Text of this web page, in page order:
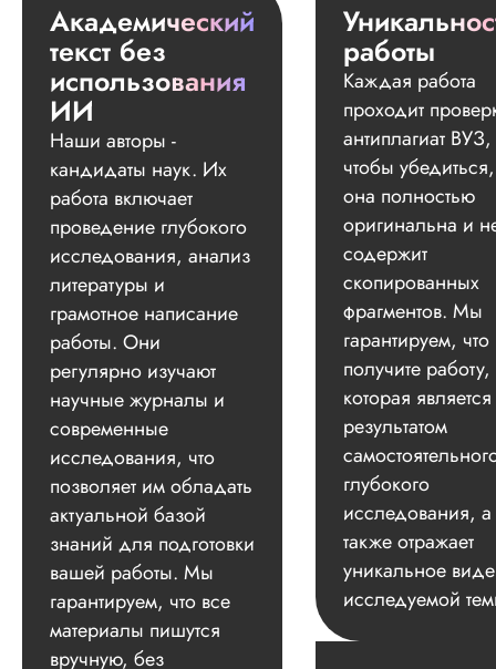
Академический
текст без
использования
ИИ
Наши авторы -
кандидаты наук. Их
работа включает
проведение глубокого
исследования, анализ
литературы и
грамотное написание
работы. Они
регулярно изучают
научные журналы и
современные
исследования, что
позволяет им обладать
актуальной базой
знаний для подготовки
вашей работы. Мы
гарантируем, что все
материалы пишутся
вручную, без
работы
Каждая работа
проходит
антиплагиат ВУЗ,
чтобы
она полностью
оригинальна и
содержит
скопированных
фрагментов. Мы
гарантируем,
получите работу,
которая является
результатом
глубокого
исследования, а
также отражает
уникальное
исследуемой